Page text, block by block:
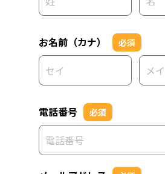
お名前（カナ） 必須
電話番号 必須